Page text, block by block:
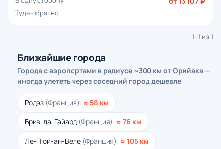
—
1–1 из 1
Ближайшие города
Города с аэропортами в радиусе ~300 км от Орийака —
иногда улететь через соседний город дешевле
Родэз (Франция) ≈ 58 км
Брив-ла-Гайард (Франция) ≈ 76 км
Ле-Пюи-ан-Веле (Франция) ≈ 105 км